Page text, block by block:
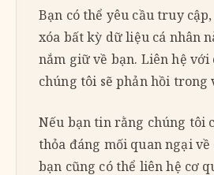
Bạn có thể yêu cầu truy
xóa bất kỳ dữ liệu cá nhân
nắm giữ về bạn. Liên hệ
chúng tôi sẽ phản hồi trong
Nếu bạn tin rằng chúng tôi
thỏa đáng mối quan ngại
bạn cũng có thể liên hệ cơ